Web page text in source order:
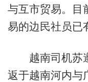
与互市贸易。目
易的边民社员已
越南司机苏遵
返于越南河内与